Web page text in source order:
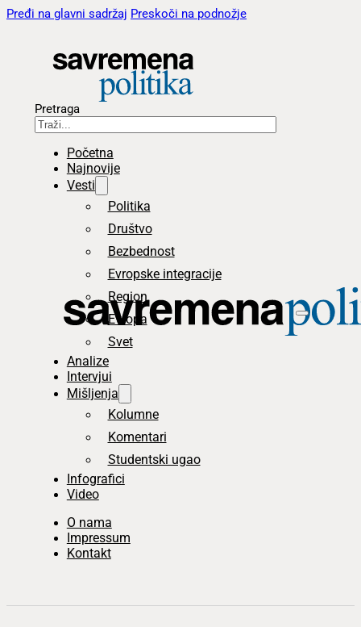
Pređi na glavni sadržaj Preskoči na podnožje
Pretraga
Početna
Najnovije
Vesti
Politika
Društvo
Bezbednost
Evropske integracije
Region
Evropa
Svet
Analize
Intervjui
Mišljenja
Kolumne
Komentari
Studentski ugao
Infografici
Video
O nama
Impressum
Kontakt